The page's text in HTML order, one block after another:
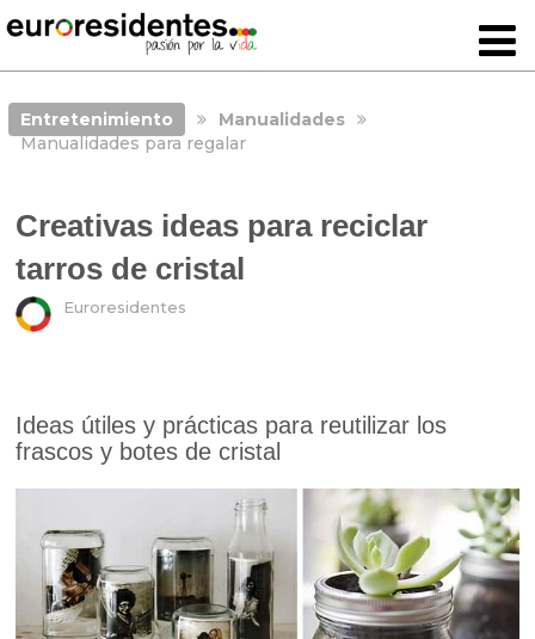
Entretenimiento
Manualidades
Manualidades para regalar
Creativas ideas para reciclar
tarros de cristal
Euroresidentes
Ideas útiles y prácticas para reutilizar los
frascos y botes de cristal